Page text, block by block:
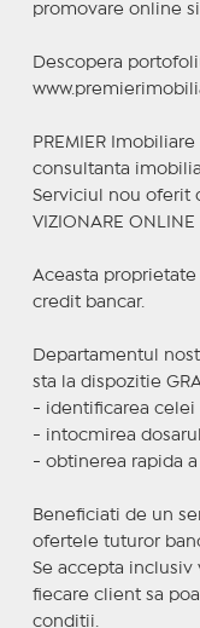
promovare online si
Descopera
PREMIER
consultanta
Serviciul nou oferit
VIZIONARE
Aceasta
credit bancar.
Departamentul
sta la dispozitie
- identificarea celei
- intocmirea
- obtinerea rapida
Beneficiati de un
ofertele tuturor
Se accepta
fiecare client sa
conditii.